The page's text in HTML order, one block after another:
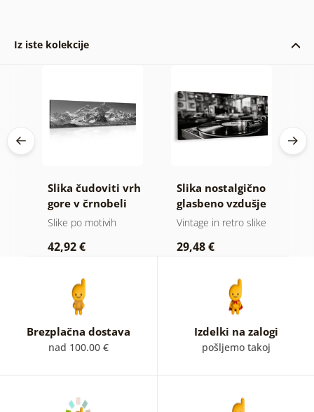
Iz iste kolekcije
Slika čudoviti vrh
gore v črnobeli
izvedbi
Slike po motivih
42,92 €
Slika nostalgično
glasbeno vzdušje
Vintage in retro slike
29,48 €
Brezplačna dostava
nad 100.00 €
Izdelki na zalogi
pošljemo takoj